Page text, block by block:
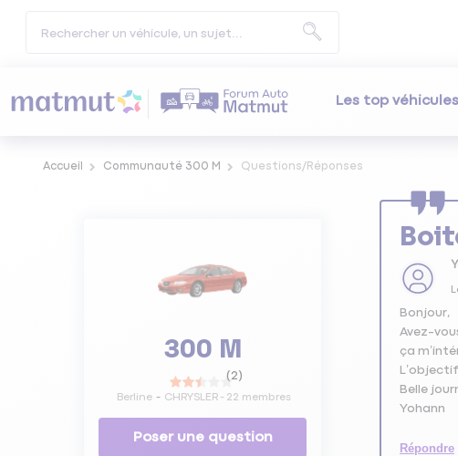
Les top véhicules
Accueil Communauté 300 M Questions/Réponses
300 M
(2)
Berline CHRYSLER- 22 membres
Poser une question
Bonjour,
Avez-
ça
Belle
Yohann
Répondre